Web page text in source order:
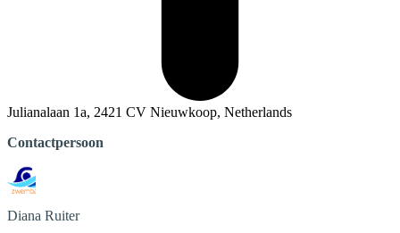
Julianalaan 1a, 2421 CV Nieuwkoop, Netherlands
Contactpersoon
Diana Ruiter